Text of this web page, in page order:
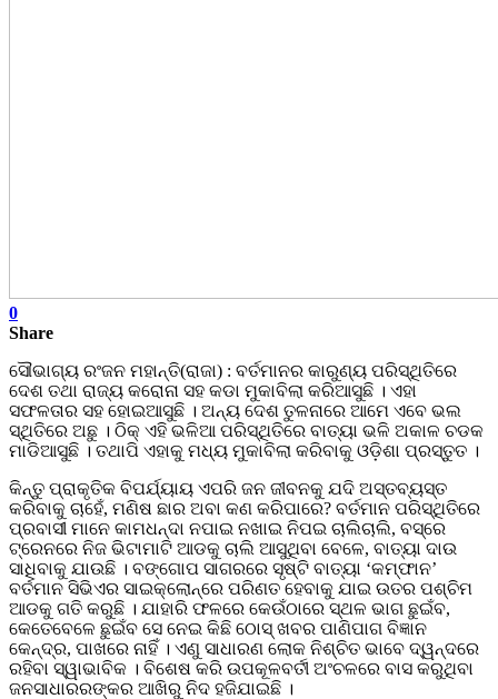
0
Share
ସୌଭାଗ୍ୟ ରଂଜନ ମହାନ୍ତି(ରାଜା) : ବର୍ତମାନର କାରୁଣ୍ୟ ପରିସ୍ଥିତିରେ
ଦେଶ ତଥା ରାଜ୍ୟ କରୋନା ସହ କଡା ମୁକାବିଲା କରିଆସୁଛି । ଏହା
ସଫଳତାର ସହ ହୋଇଆସୁଛି । ଅନ୍ୟ ଦେଶ ତୁଳନାରେ ଆମେ ଏବେ ଭଲ
ସ୍ଥିତିରେ ଅଛୁ । ଠିକ୍ ଏହି ଭଳିଆ ପରିସ୍ଥିତିରେ ବାତ୍ୟା ଭଳି ଅକାଳ ଚଡକ
ମାଡିଆସୁଛି । ତଥାପି ଏହାକୁ ମଧ୍ୟ ମୁକାବିଲା କରିବାକୁ ଓଡ଼ିଶା ପ୍ରସ୍ତୁତ ।
କିନ୍ତୁ ପ୍ରାକୃତିକ ବିପର୍ଯ୍ୟାୟ ଏପରି ଜନ ଜୀବନକୁ ଯଦି ଅସ୍ତବ୍ୟସ୍ତ
କରିବାକୁ ଚାହେଁ, ମଣିଷ ଛାର ଅବା କଣ କରିପାରେ? ବର୍ତମାନ ପରିସ୍ଥିତିରେ
ପ୍ରବାସୀ ମାନେ କାମଧନ୍ଦା ନପାଇ ନଖାଇ ନିପଇ ଚାଲିଚାଲି, ବସ୍ରେ
ଟ୍ରେନରେ ନିଜ ଭିଟାମାଟି ଆଡକୁ ଚାଲି ଆସୁଥିବା ବେଳେ, ବାତ୍ୟା ଦାଉ
ସାଧିବାକୁ ଯାଉଛି । ବଙ୍ଗୋପ ସାଗରରେ ସୃଷ୍ଟି ବାତ୍ୟା ‘କମ୍ଫାନ’
ବର୍ତମାନ ସିଭିଏର ସାଇକ୍ଲୋନ୍ରେ ପରିଣତ ହେବାକୁ ଯାଇ ଉତର ପଶ୍ଚିମ
ଆଡକୁ ଗତି କରୁଛି । ଯାହାରି ଫଳରେ କେଉଁଠାରେ ସ୍ଥଳ ଭାଗ ଛୁଇଁବ,
କେତେବେଳେ ଛୁଇଁବ ସେ ନେଇ କିଛି ଠୋସ୍ ଖବର ପାଣିପାଗ ବିଜ୍ଞାନ
କେନ୍ଦ୍ର, ପାଖରେ ନାହିଁ । ଏଣୁ ସାଧାରଣ ଲୋକ ନିଶ୍ଚିତ ଭାବେ ଦ୍ୱନ୍ଦରେ
ରହିବା ସ୍ୱାଭାବିକ । ବିଶେଷ କରି ଉପକୂଳବର୍ତୀ ଅଂଚଳରେ ବାସ କରୁଥିବା
ଜନସାଧାରରଙ୍କର ଆଖିରୁ ନିଦ ହଜିଯାଇଛି ।